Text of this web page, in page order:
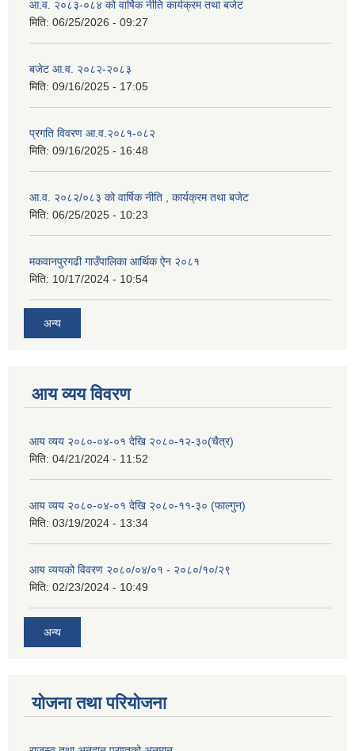
आ.व. २०८३-०८४ को वार्षिक नीति कार्यक्रम तथा बजेट
मिति: 06/25/2026 - 09:27
बजेट आ.व. २०८२-२०८३
मिति: 09/16/2025 - 17:05
प्रगति विवरण आ.व.२०८१-०८२
मिति: 09/16/2025 - 16:48
आ.व. २०८२/०८३ को वार्षिक नीति , कार्यक्रम तथा बजेट
मिति: 06/25/2025 - 10:23
मकवानपुरगढी गाउँपालिका आर्थिक ‌‌‌ऐन २०८१
मिति: 10/17/2024 - 10:54
अन्य
आय व्यय विवरण
आय व्यय २०८०-०४-०१ देखि २०८०-१२-३०(चैत्र)
मिति: 04/21/2024 - 11:52
आय व्यय २०८०-०४-०१ देखि २०८०-११-३० (फाल्गुन)
मिति: 03/19/2024 - 13:34
आय व्ययको विवरण २०८०/०४/०१ - २०८०/१०/२९
मिति: 02/23/2024 - 10:49
अन्य
योजना तथा परियोजना